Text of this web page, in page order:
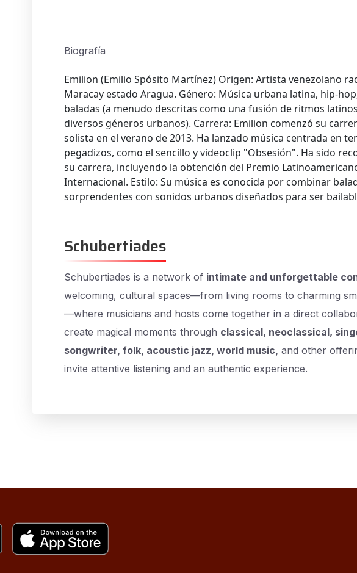
Biografía
Emilion (Emilio Spósito Martínez) Origen: Artista venezolano
Maracay estado Aragua. Género: Música urbana latina, hip-
baladas (a menudo descritas como una fusión de ritmos
diversos géneros urbanos). Carrera: Emilion comenzó su
solista en el verano de 2013. Ha lanzado música centrada en
pegadizos, como el sencillo y videoclip "Obsesión". Ha sido
su carrera, incluyendo la obtención del Premio
Internacional. Estilo: Su música es conocida por combinar
sorprendentes con sonidos urbanos diseñados para ser
Schubertiades
Schubertiades is a network of intimate and unforgettable
welcoming, cultural spaces—from living rooms to charming
—where musicians and hosts come together in a direct
create magical moments through classical, neoclassical,
songwriter, folk, acoustic jazz, world music, and other
invite attentive listening and an authentic experience.